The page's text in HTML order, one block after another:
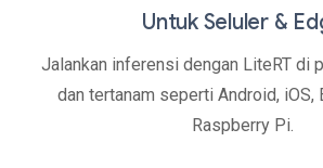
Untuk Seluler &
Jalankan inferensi dengan LiteRT di
dan tertanam seperti Android, iOS,
Raspberry Pi.